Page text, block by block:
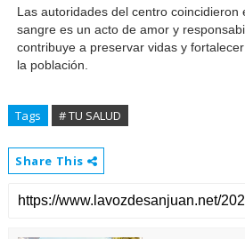
Las autoridades del centro coincidieron
sangre es un acto de amor y
contribuye a preservar vidas y
la población.
Tags # TU SALUD
Share This